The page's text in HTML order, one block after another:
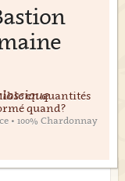
• 100% Chardonnay
en quantités
quand?